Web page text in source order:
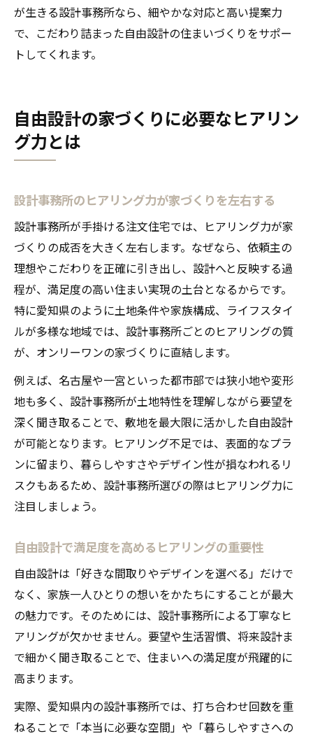
が生きる設計事務所なら、細やかな対応と高い提案力
で、こだわり詰まった自由設計の住まいづくりをサポー
トしてくれます。
自由設計の家づくりに必要なヒアリン
グ力とは
設計事務所のヒアリング力が家づくりを左右する
設計事務所が手掛ける注文住宅では、ヒアリング力が家
づくりの成否を大きく左右します。なぜなら、依頼主の
理想やこだわりを正確に引き出し、設計へと反映する過
程が、満足度の高い住まい実現の土台となるからです。
特に愛知県のように土地条件や家族構成、ライフスタイ
ルが多様な地域では、設計事務所ごとのヒアリングの質
が、オンリーワンの家づくりに直結します。
例えば、名古屋や一宮といった都市部では狭小地や変形
地も多く、設計事務所が土地特性を理解しながら要望を
深く聞き取ることで、敷地を最大限に活かした自由設計
が可能となります。ヒアリング不足では、表面的なプラ
ンに留まり、暮らしやすさやデザイン性が損なわれるリ
スクもあるため、設計事務所選びの際はヒアリング力に
注目しましょう。
自由設計で満足度を高めるヒアリングの重要性
自由設計は「好きな間取りやデザインを選べる」だけで
なく、家族一人ひとりの想いをかたちにすることが最大
の魅力です。そのためには、設計事務所による丁寧なヒ
アリングが欠かせません。要望や生活習慣、将来設計ま
で細かく聞き取ることで、住まいへの満足度が飛躍的に
高まります。
実際、愛知県内の設計事務所では、打ち合わせ回数を重
ねることで「本当に必要な空間」や「暮らしやすさへの